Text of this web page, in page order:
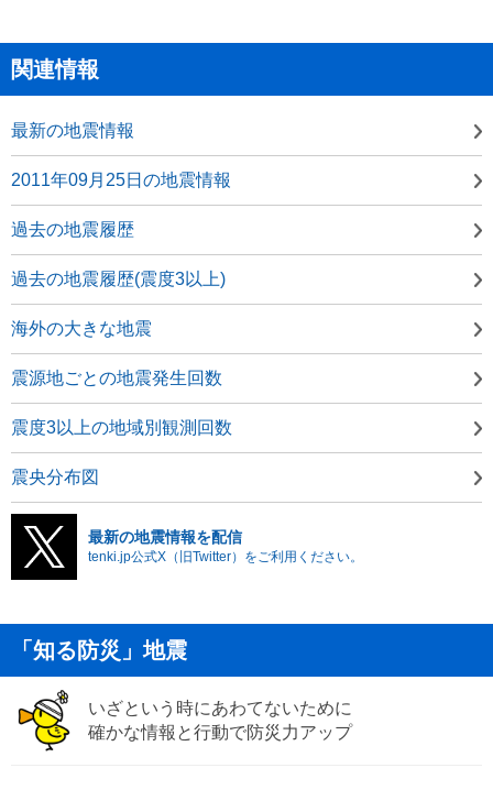
関連情報
最新の地震情報
2011年09月25日の地震情報
過去の地震履歴
過去の地震履歴(震度3以上)
海外の大きな地震
震源地ごとの地震発生回数
震度3以上の地域別観測回数
震央分布図
最新の地震情報を配信
tenki.jp公式X（旧Twitter）をご利用ください。
「知る防災」地震
いざという時にあわてないために
確かな情報と行動で防災力アップ